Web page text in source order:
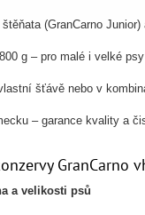
(GranCarno Junior)
g – pro malé i velké psy
šťávě nebo v
– garance kvality a
GranCarno
a velikosti psů